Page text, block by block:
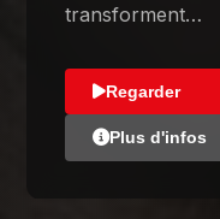
transforment…
Regarder
Plus d'infos